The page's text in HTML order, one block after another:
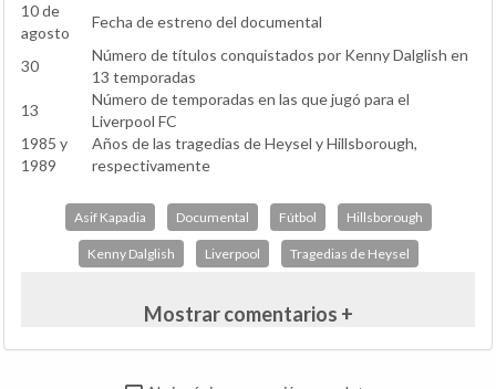
10 de
agosto
Fecha de estreno del documental
30
Número de títulos conquistados por Kenny Dalglish en
13 temporadas
13
Número de temporadas en las que jugó para el
Liverpool FC
1985 y
1989
Años de las tragedias de Heysel y Hillsborough,
respectivamente
Asif Kapadia Documental Fútbol Hillsborough
Kenny Dalglish Liverpool Tragedias de Heysel
Mostrar comentarios +